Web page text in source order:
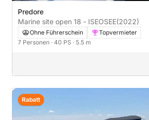
Predore
Marine site open 18 - ISEOSEE(2022)
Ohne Führerschein
Topvermieter
7 Personen · 40 PS · 5.5 m
Rabatt